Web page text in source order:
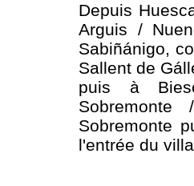
Depuis
Arguis /
Sabiñánigo,
Sallent de
puis à
Sobremonte
l'entrée du